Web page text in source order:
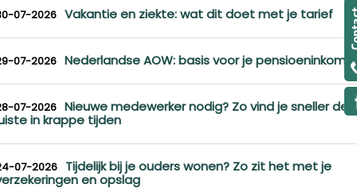
07-2026 Vakantie en ziekte: wat dit doet met je tarief
07-2026 Nederlandse AOW: basis voor je
07-2026 Nieuwe medewerker nodig? Zo vind je sneller de
in krappe tijden
07-2026 Tijdelijk bij je ouders wonen? Zo zit het met je
en opslag